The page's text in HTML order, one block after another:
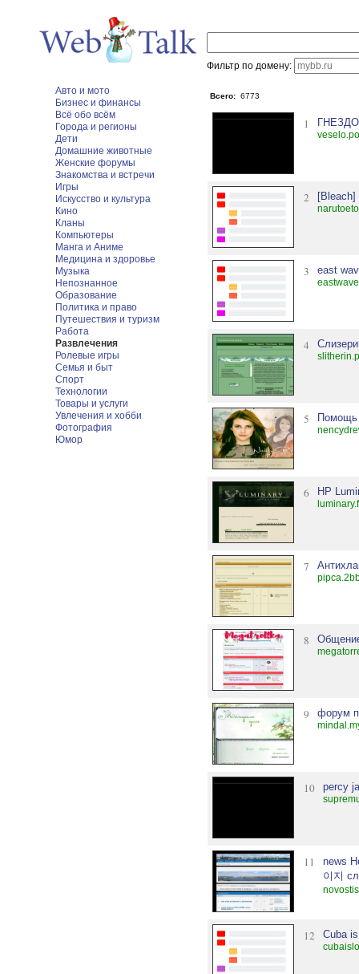
Фильтр по домену:
Авто и мото
Бизнес и финансы
Всё обо всём
Города и регионы
Дети
Домашние животные
Женские форумы
Знакомства и встречи
Игры
Искусство и культура
Кино
Кланы
Компьютеры
Манга и Аниме
Медицина и здоровье
Музыка
Непознанное
Образование
Политика и право
Путешествия и туризм
Работа
Развлечения
Ролевые игры
Семья и быт
Спорт
Технологии
Товары и услуги
Увлечения и хобби
Фотография
Юмор
Всего: 6773
1
2 [Bleach]
3 east
4
5 Помощь
6 HP
7
8
9 форум
10 percy
11
news
이지
12 Cuba